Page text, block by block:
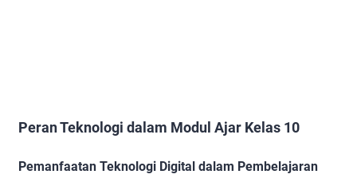
Peran Teknologi dalam Modul Ajar Kelas 10
Pemanfaatan Teknologi Digital dalam Pembelajaran